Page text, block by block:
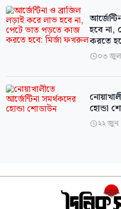
হবে না,
করতে
০৩
হোন্ডা
২২ জুন